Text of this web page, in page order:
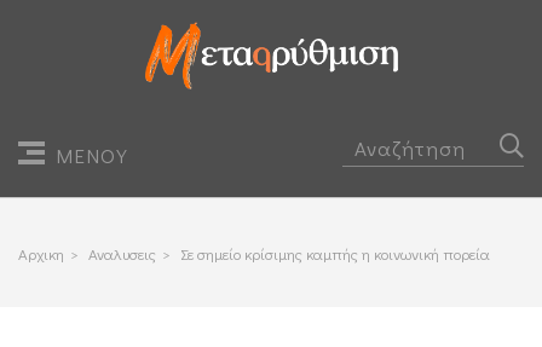
ΜΕΝΟΥ
Αρχικη > Αναλυσεις > Σε σημείο κρίσιμης καμπής η κοινωνική πορεία